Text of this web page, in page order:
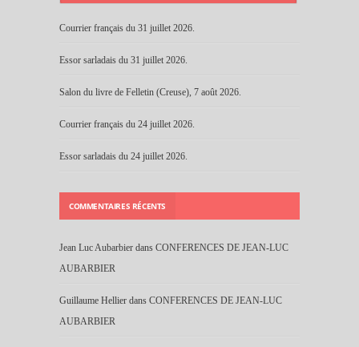
Courrier français du 31 juillet 2026.
Essor sarladais du 31 juillet 2026.
Salon du livre de Felletin (Creuse), 7 août 2026.
Courrier français du 24 juillet 2026.
Essor sarladais du 24 juillet 2026.
COMMENTAIRES RÉCENTS
Jean Luc Aubarbier dans CONFERENCES DE JEAN-LUC
AUBARBIER
Guillaume Hellier dans CONFERENCES DE JEAN-LUC
AUBARBIER